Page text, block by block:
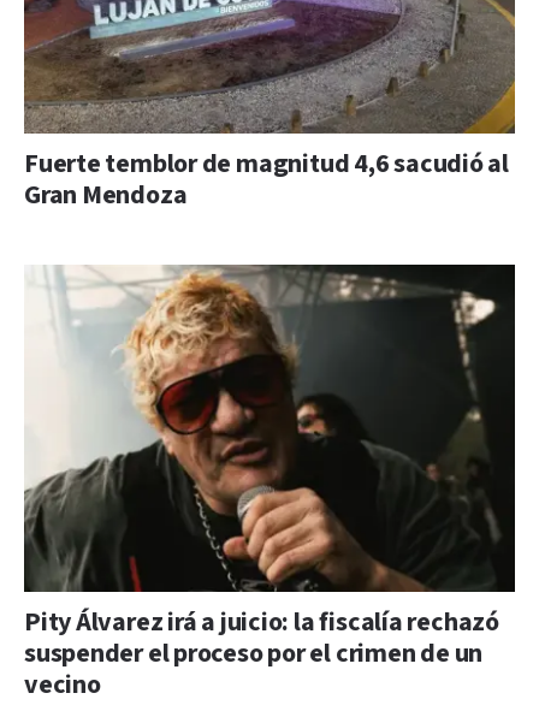
Fuerte temblor de magnitud 4,6 sacudió al
Gran Mendoza
Pity Álvarez irá a juicio: la fiscalía rechazó
suspender el proceso por el crimen de un
vecino